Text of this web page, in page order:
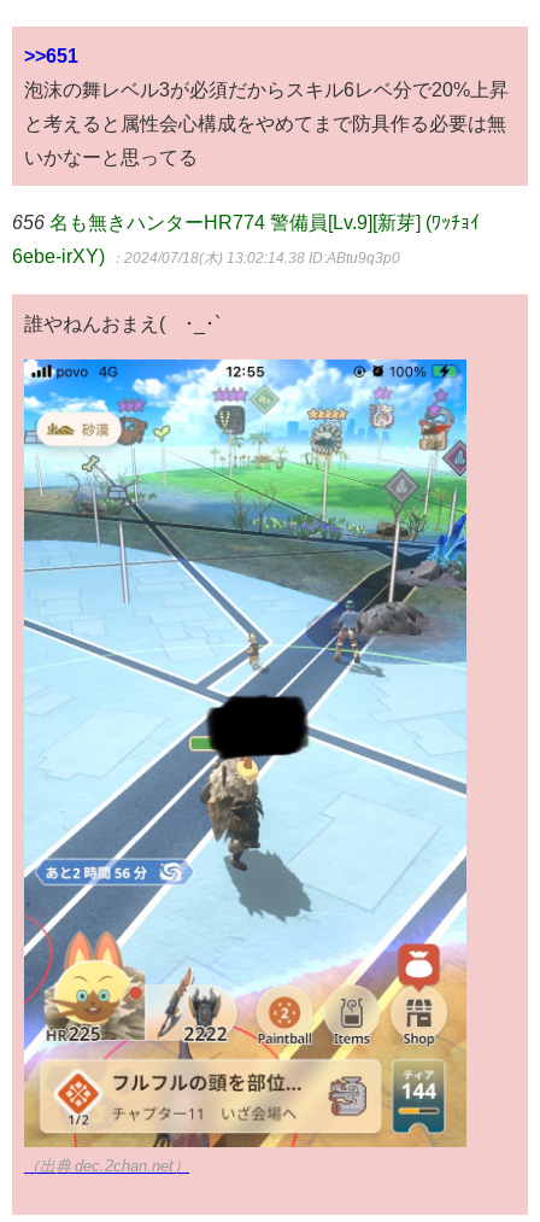
>>651
泡沫の舞レベル3が必須だからスキル6レベ分で20%上昇
と考えると属性会心構成をやめてまで防具作る必要は無
いかなーと思ってる
656 名も無きハンターHR774 警備員[Lv.9][新芽] (ﾜｯﾁｮｲ
6ebe-irXY)
：2024/07/18(木) 13:02:14.38 ID:ABtu9q3p0
誰やねんおまえ(´･_･`
（出典 dec.2chan.net）